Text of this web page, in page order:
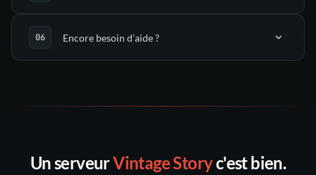
guides dédiés
mitigation anti-DDoS
automatiques
jours suivants
Encore besoin d’aide ?
Discord nitroserv
Un serveurVintage Storyc'est bien.